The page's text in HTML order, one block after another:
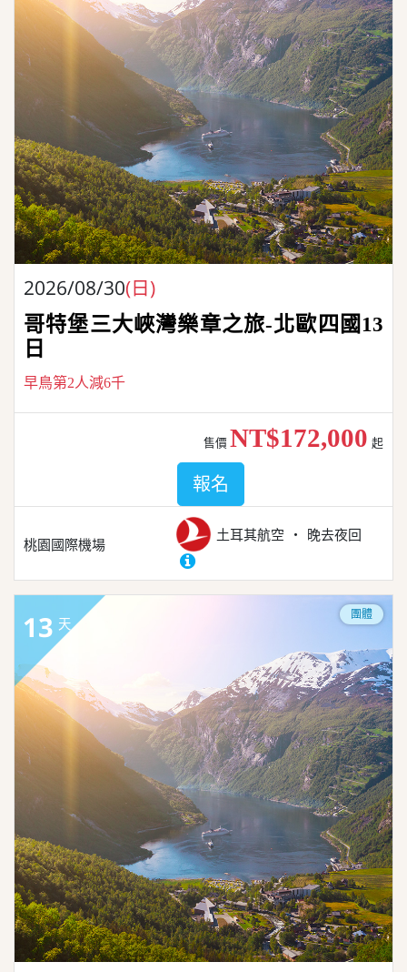
2026/08/30(日)
哥特堡三大峽灣樂章之旅-北歐四國13
日
早鳥第2人減6千
桃園國際機場
土耳其航空 晚去夜回
售價 NT$172,000 起
報名
13 天
團體